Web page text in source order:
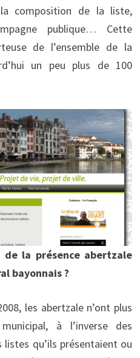
composition de la liste,
publique… Cette
de l’ensemble de la
un peu plus de 100
la présence abertzale
bayonnais ?
les abertzale n’ont plus
à l’inverse des
qu’ils présentaient ou